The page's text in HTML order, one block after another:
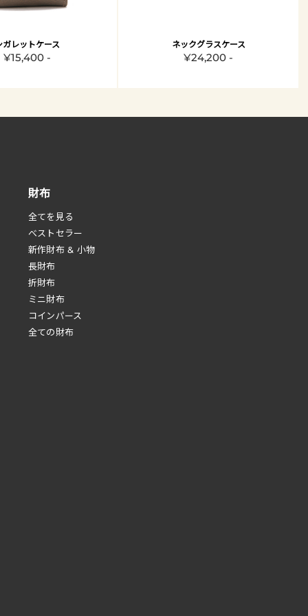
ガレットケース
¥15,400 -
ネックグラスケース
¥24,200 -
財布
全てを見る
べストセラー
新作財布 & 小物
長財布
折財布
ミニ財布
コインパース
全ての財布